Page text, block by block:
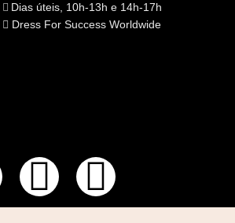
Dias úteis, 10h-13h e 14h-17h
Dress For Success Worldwide